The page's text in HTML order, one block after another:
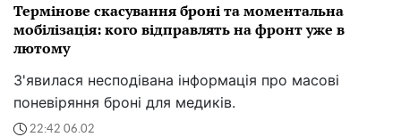
Термінове скасування броні та моментальна
мобілізація: кого відправлять на фронт уже в
лютому
З'явилася несподівана інформація про масові
поневіряння броні для медиків.
22:42 06.02